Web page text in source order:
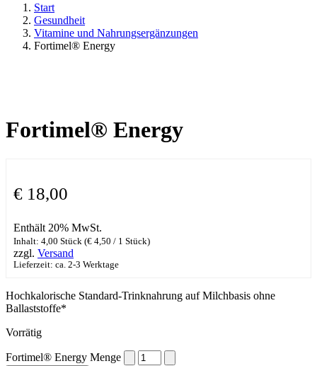
Start
Gesundheit
Vitamine und Nahrungsergänzungen
Fortimel® Energy
Fortimel® Energy
€ 18,00
Enthält 20% MwSt.
Inhalt: 4,00 Stück (€ 4,50 / 1 Stück)
zzgl. Versand
Lieferzeit: ca. 2-3 Werktage
Hochkalorische Standard-Trinknahrung auf Milchbasis ohne
Ballaststoffe*
Vorrätig
Fortimel® Energy Menge